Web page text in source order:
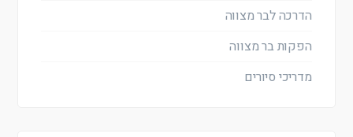
הדרכה לבר מצווה
הפקות בר מצווה
מדריכי סיורים